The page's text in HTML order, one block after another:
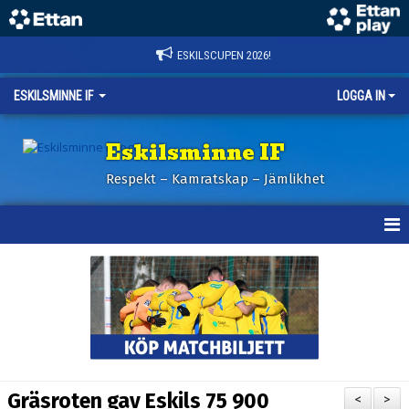
ESKILSCUPEN 2026!
ESKILSMINNE IF LOGGA IN
Eskilsminne IF
Respekt – Kamratskap – Jämlikhet
BILDER ESKILSCUPEN
>
<
Gräsroten gav Eskils 75 900